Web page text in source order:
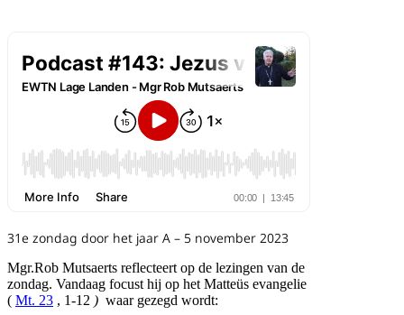
31e zondag door het jaar A – 5 november 2023
Mgr.Rob Mutsaerts reflecteert op de lezingen van de
zondag. Vandaag focust hij op het Matteüs evangelie
( Mt. 23 , 1-12 ) waar gezegd wordt: